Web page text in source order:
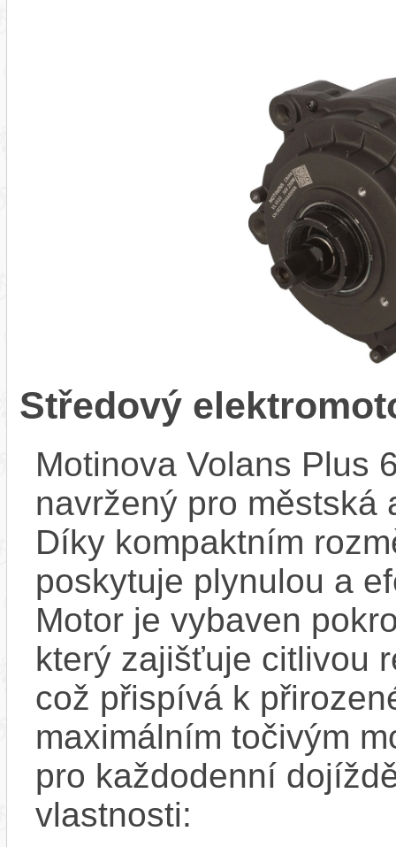
Středový
Motinova Volans Plus
navržený pro městská
Díky kompaktním
poskytuje plynulou a
Motor je vybaven
který zajišťuje citlivou
což přispívá k
maximálním točivým
pro každodenní
vlastnosti: